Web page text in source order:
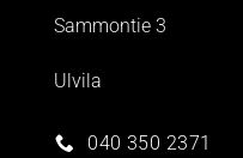
Sammontie 3
Ulvila
040 350 2371